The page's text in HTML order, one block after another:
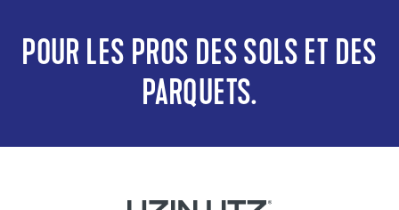
POUR LES PROS DES SOLS ET DES
PARQUETS.